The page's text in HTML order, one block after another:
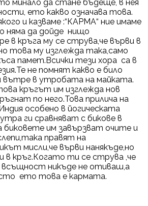
минало да стане бъдеще, в нея
ето какво означава това.
и казваме :“КАРМА“ ние имаме
няма да дойде нищо
в кръга му се струва,че върви в
това му изглежда така,само
памет.Всички тези хора са в
не помнят какво е било
в утробата на майката.
кръгът им изглежда нов
по него.Това прилича на
особено в йогическата
ги сравняват с бикове в
биковете им завързват очите и
правят на
мисли,че върви нанякъде,но
в кръг.Когато ти се струва ,че
никъде не отиваш,а
ето това е кармата.